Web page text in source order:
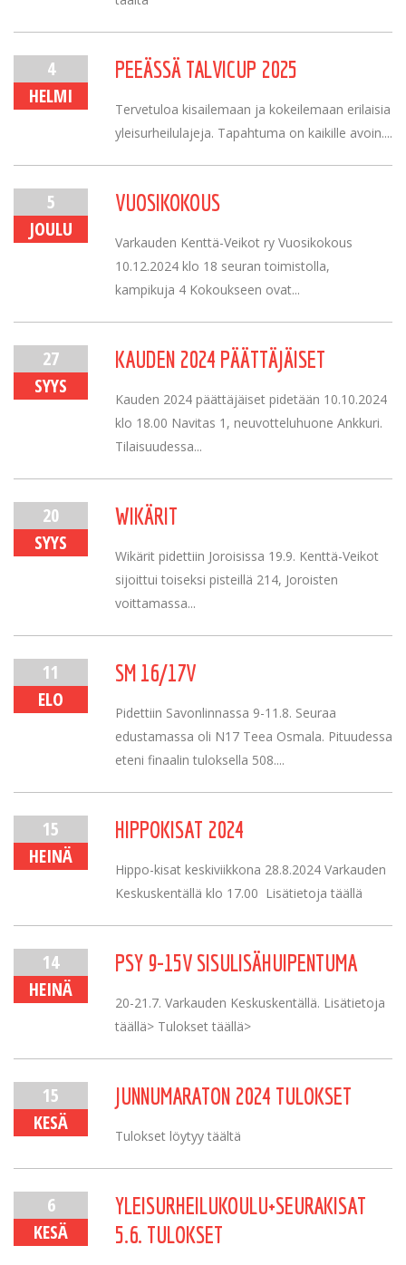
4
HELMI
PEEÄSSÄ TALVICUP 2025
Tervetuloa kisailemaan ja kokeilemaan erilaisia
yleisurheilulajeja. Tapahtuma on kaikille avoin....
5
JOULU
VUOSIKOKOUS
Varkauden Kenttä-Veikot ry Vuosikokous
10.12.2024 klo 18 seuran toimistolla,
kampikuja 4 Kokoukseen ovat...
27
SYYS
KAUDEN 2024 PÄÄTTÄJÄISET
Kauden 2024 päättäjäiset pidetään 10.10.2024
klo 18.00 Navitas 1, neuvotteluhuone Ankkuri.
Tilaisuudessa...
20
SYYS
WIKÄRIT
Wikärit pidettiin Joroisissa 19.9. Kenttä-Veikot
sijoittui toiseksi pisteillä 214, Joroisten
voittamassa...
11
ELO
SM 16/17V
Pidettiin Savonlinnassa 9-11.8. Seuraa
edustamassa oli N17 Teea Osmala. Pituudessa
eteni finaalin tuloksella 508....
15
HEINÄ
HIPPOKISAT 2024
Hippo-kisat keskiviikkona 28.8.2024 Varkauden
Keskuskentällä klo 17.00 Lisätietoja täällä
14
HEINÄ
PSY 9-15V SISULISÄHUIPENTUMA
20-21.7. Varkauden Keskuskentällä. Lisätietoja
täällä> Tulokset täällä>
15
KESÄ
JUNNUMARATON 2024 TULOKSET
Tulokset löytyy täältä
6
KESÄ
YLEISURHEILUKOULU+SEURAKISAT
5.6. TULOKSET